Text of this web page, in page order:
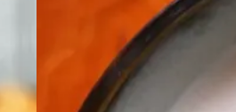
Kold hvid
bønnesuppe
bønnesu